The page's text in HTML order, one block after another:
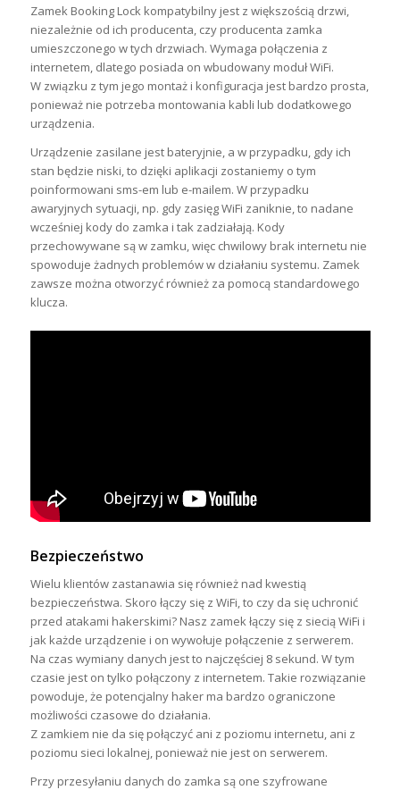
Zamek Booking Lock kompatybilny jest z większością drzwi,
niezależnie od ich producenta, czy producenta zamka
umieszczonego w tych drzwiach. Wymaga połączenia z
internetem, dlatego posiada on wbudowany moduł WiFi.
W związku z tym jego montaż i konfiguracja jest bardzo prosta,
ponieważ nie potrzeba montowania kabli lub dodatkowego
urządzenia.
Urządzenie zasilane jest bateryjnie, a w przypadku, gdy ich
stan będzie niski, to dzięki aplikacji zostaniemy o tym
poinformowani sms-em lub e-mailem. W przypadku
awaryjnych sytuacji, np. gdy zasięg WiFi zaniknie, to nadane
wcześniej kody do zamka i tak zadziałają. Kody
przechowywane są w zamku, więc chwilowy brak internetu nie
spowoduje żadnych problemów w działaniu systemu. Zamek
zawsze można otworzyć również za pomocą standardowego
klucza.
Bezpieczeństwo
Wielu klientów zastanawia się również nad kwestią
bezpieczeństwa. Skoro łączy się z WiFi, to czy da się uchronić
przed atakami hakerskimi? Nasz zamek łączy się z siecią WiFi i
jak każde urządzenie i on wywołuje połączenie z serwerem.
Na czas wymiany danych jest to najczęściej 8 sekund. W tym
czasie jest on tylko połączony z internetem. Takie rozwiązanie
powoduje, że potencjalny haker ma bardzo ograniczone
możliwości czasowe do działania.
Z zamkiem nie da się połączyć ani z poziomu internetu, ani z
poziomu sieci lokalnej, ponieważ nie jest on serwerem.
Przy przesyłaniu danych do zamka są one szyfrowane